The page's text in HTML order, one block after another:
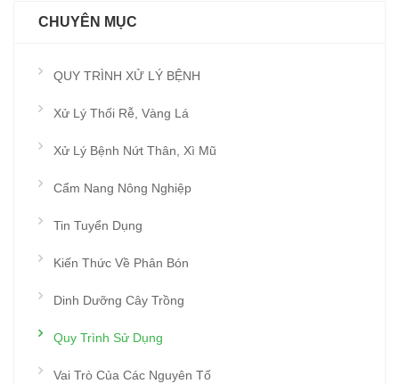
CHUYÊN MỤC
QUY TRÌNH XỬ LÝ BỆNH
Xử Lý Thối Rễ, Vàng Lá
Xử Lý Bệnh Nứt Thân, Xì Mũ
Cẩm Nang Nông Nghiệp
Tin Tuyển Dụng
Kiến Thức Về Phân Bón
Dinh Dưỡng Cây Trồng
Quy Trình Sử Dụng
Vai Trò Của Các Nguyên Tố